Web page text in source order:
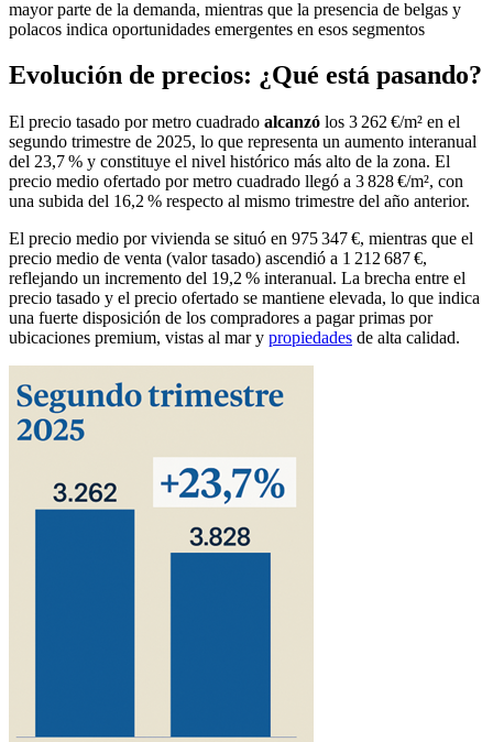
mayor parte de la demanda, mientras que la presencia de belgas y
polacos indica oportunidades emergentes en esos segmentos
Evolución de precios: ¿Qué está pasando?
El precio tasado por metro cuadrado alcanzó los 3 262 €/m² en el
segundo trimestre de 2025, lo que representa un aumento interanual
del 23,7 % y constituye el nivel histórico más alto de la zona. El
precio medio ofertado por metro cuadrado llegó a 3 828 €/m², con
una subida del 16,2 % respecto al mismo trimestre del año anterior.
El precio medio por vivienda se situó en 975 347 €, mientras que el
precio medio de venta (valor tasado) ascendió a 1 212 687 €,
reflejando un incremento del 19,2 % interanual. La brecha entre el
precio tasado y el precio ofertado se mantiene elevada, lo que indica
una fuerte disposición de los compradores a pagar primas por
ubicaciones premium, vistas al mar y propiedades de alta calidad.